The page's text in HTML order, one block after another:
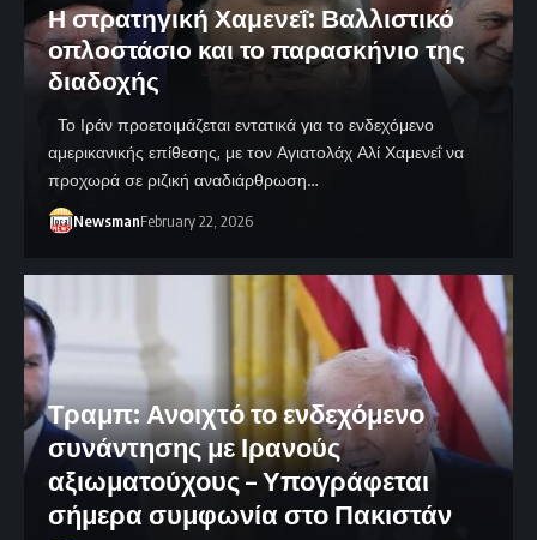
Η στρατηγική Χαμενεΐ: Βαλλιστικό
οπλοστάσιο και το παρασκήνιο της
διαδοχής
Το Ιράν προετοιμάζεται εντατικά για το ενδεχόμενο
αμερικανικής επίθεσης, με τον Αγιατολάχ Αλί Χαμενεΐ να
προχωρά σε ριζική αναδιάρθρωση…
NewsmanFebruary 22, 2026
Τραμπ: Ανοιχτό το ενδεχόμενο
συνάντησης με Ιρανούς
αξιωματούχους – Υπογράφεται
σήμερα συμφωνία στο Πακιστάν